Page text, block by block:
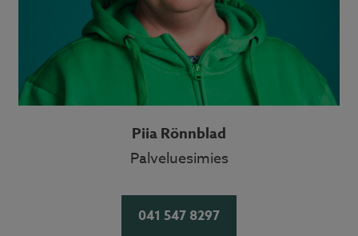
Piia Rönnblad
Palveluesimies
041 547 8297